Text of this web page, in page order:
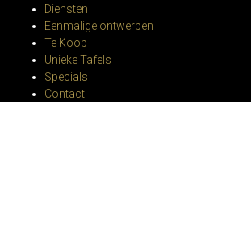
Diensten
Eenmalige ontwerpen
Te Koop
Unieke Tafels
Specials
Contact